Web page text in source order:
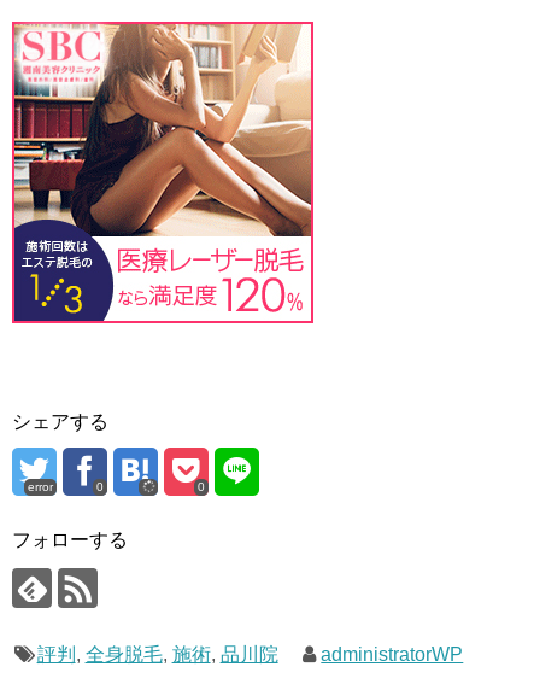
シェアする
error 0 0
フォローする
評判 , 全身脱毛, 施術, 品川院 administratorWP